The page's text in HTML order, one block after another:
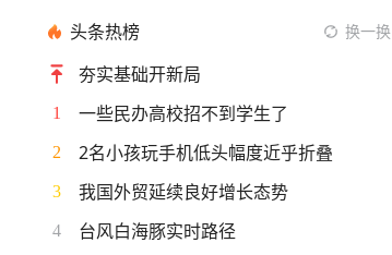
头条热榜 换一换
夯实基础开新局
1 一些民办高校招不到学生了
2 2名小孩玩手机低头幅度近乎折叠
3 我国外贸延续良好增长态势
4 台风白海豚实时路径